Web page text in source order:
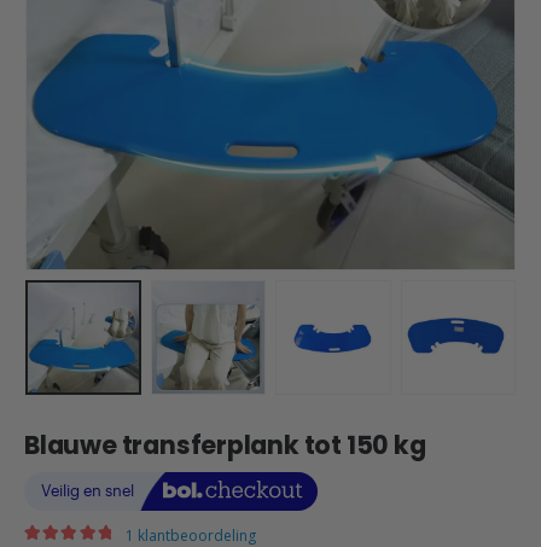
Blauwe transferplank tot 150 kg
1 klantbeoordeling